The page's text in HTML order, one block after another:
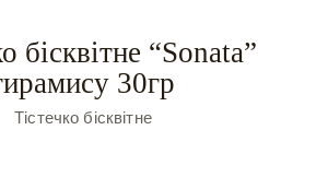
бісквітне “Sonata”
30гр
Тістечко бісквітне